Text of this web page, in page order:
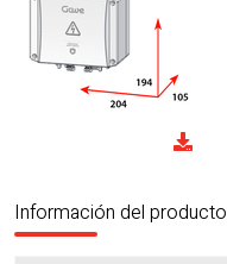
Información del producto